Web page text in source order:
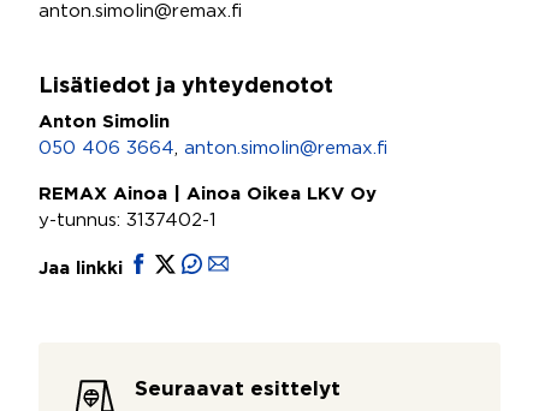
anton.simolin@remax.fi
Lisätiedot ja yhteydenotot
Anton Simolin
050 406 3664
anton.simolin@remax.fi
REMAX Ainoa | Ainoa Oikea LKV Oy
y-tunnus: 3137402-1
Jaa linkki
Seuraavat esittelyt